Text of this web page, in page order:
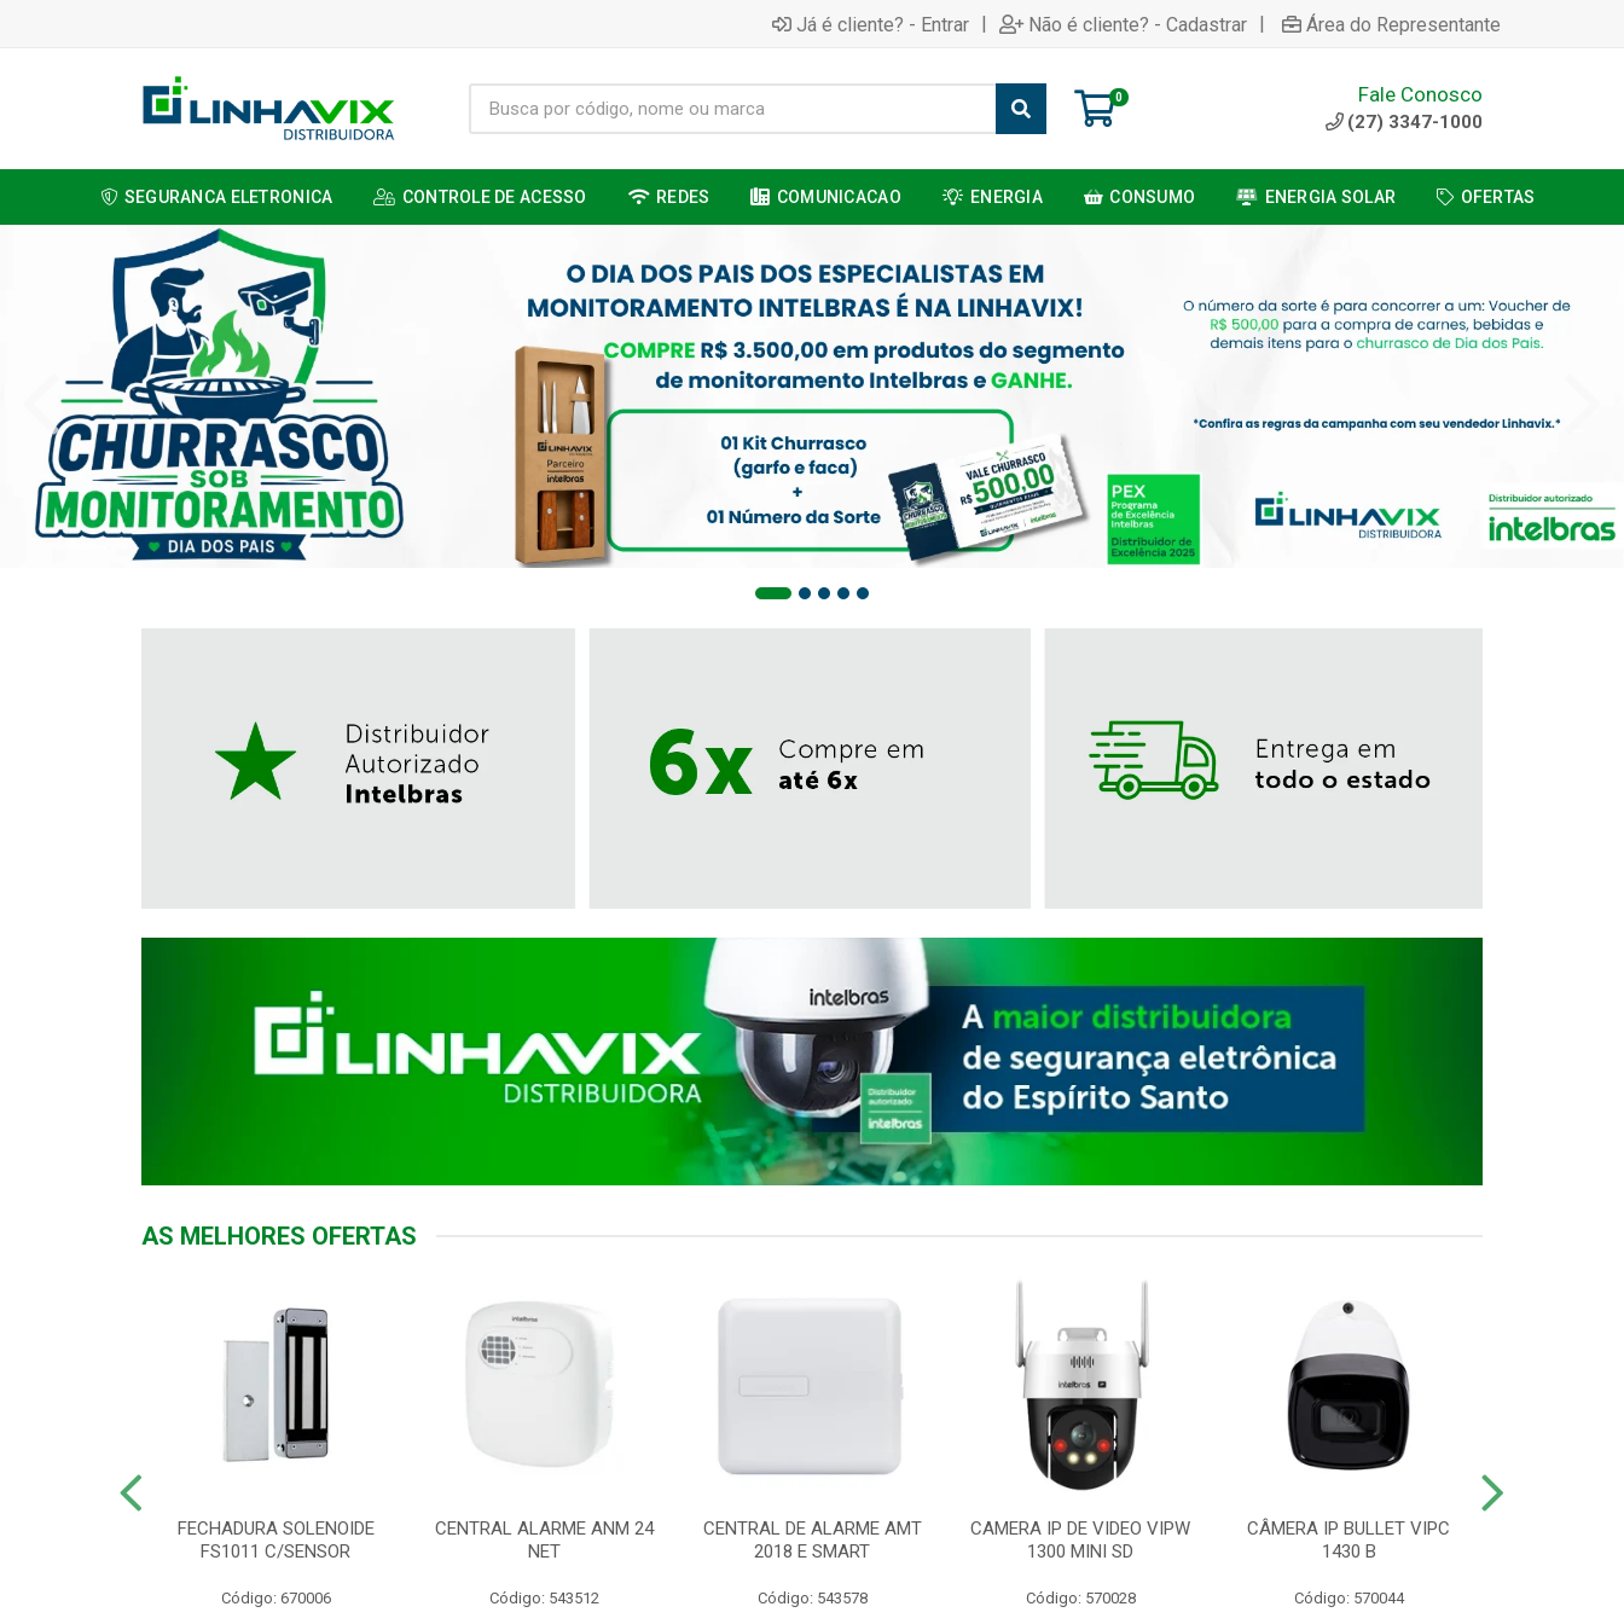
Já é cliente? - Entrar | Não é cliente? - Cadastrar | Área do Representante
0 Fale Conosco
(27) 3347-1000
SEGURANCA ELETRONICA CONTROLE DE ACESSO REDES COMUNICACAO ENERGIA CONSUMO ENERGIA SOLAR OFERTAS
AS MELHORES OFERTAS
FECHADURA SOLENOIDE
FS1011 C/SENSOR
Código: 670006
CENTRAL ALARME ANM 24
NET
Código: 543512
CENTRAL DE ALARME AMT
2018 E SMART
Código: 543578
CAMERA IP DE VIDEO VIPW
1300 MINI SD
Código: 570028
CÂMERA IP BULLET VIPC
1430 B
Código: 570044